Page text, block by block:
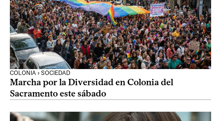
COLONIA › SOCIEDAD
Marcha por la Diversidad en Colonia del
Sacramento este sábado